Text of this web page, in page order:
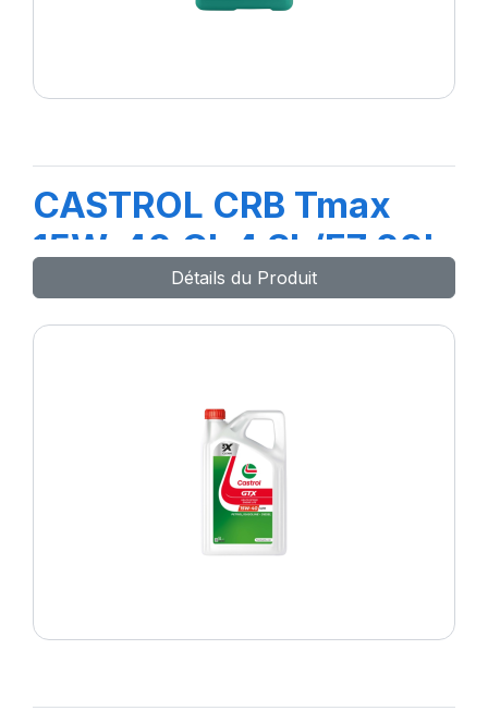
CASTROL CRB Tmax
15W-40 CI-4 SL/E7 20L
(TR)
Détails du Produit